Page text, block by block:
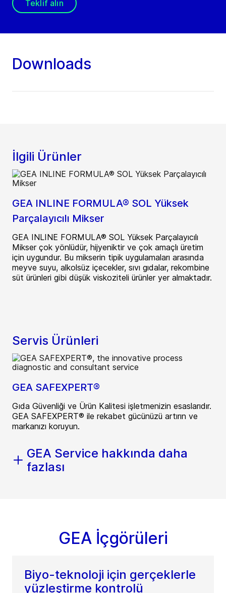
Teklif alın
Downloads
İlgili Ürünler
GEA INLINE FORMULA® SOL Yüksek
Parçalayıcılı Mikser
GEA INLINE FORMULA® SOL Yüksek Parçalayıcılı
Mikser çok yönlüdür, hijyeniktir ve çok amaçlı üretim
için uygundur. Bu mikserin tipik uygulamaları arasında
meyve suyu, alkolsüz içecekler, sıvı gıdalar, rekombine
süt ürünleri gibi düşük viskoziteli ürünler yer almaktadır.
Servis Ürünleri
GEA SAFEXPERT®
Gıda Güvenliği ve Ürün Kalitesi işletmenizin esaslarıdır.
GEA SAFEXPERT® ile rekabet gücünüzü artırın ve
markanızı koruyun.
GEA Service hakkında daha
fazlası
GEA İçgörüleri
Biyo-teknoloji için gerçeklerle
yüzleştirme kontrolü